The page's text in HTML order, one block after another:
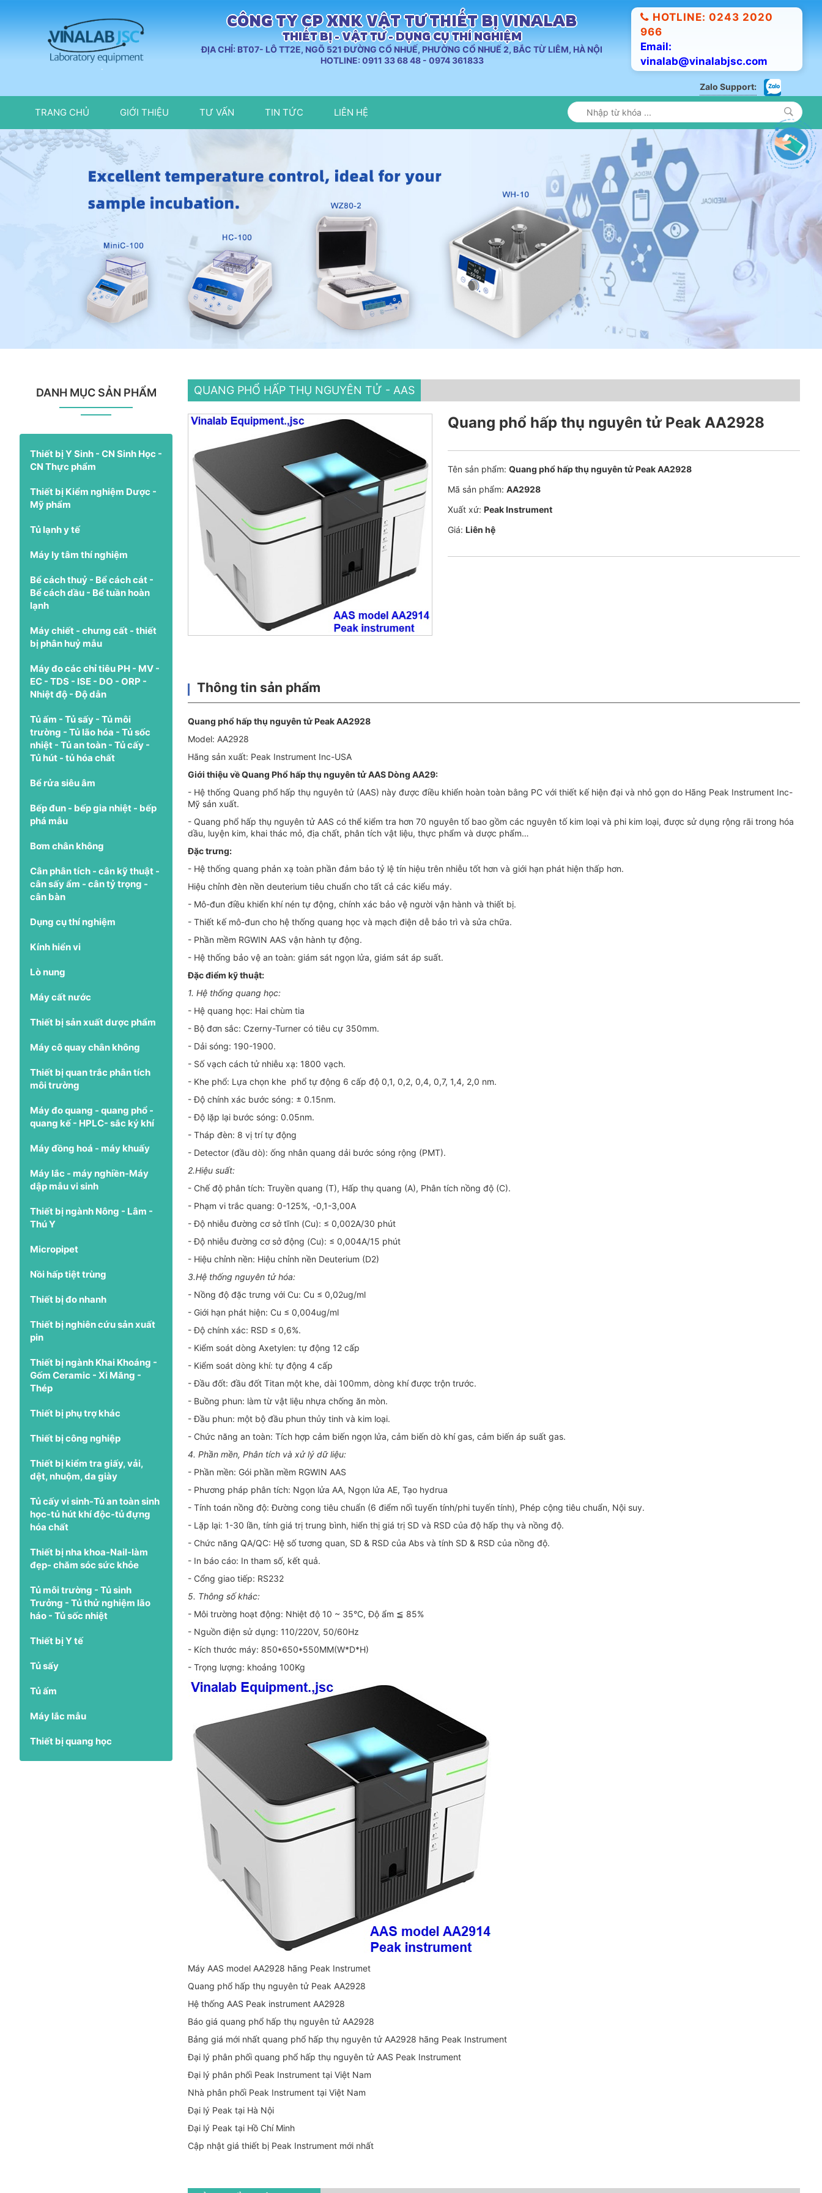
CÔNG TY CP XNK VẬT TƯ THIẾT BỊ VINALAB
THIẾT BỊ - VẬT TƯ - DỤNG CỤ THÍ NGHIỆM
ĐỊA CHỈ: BT07- LÔ TT2E, NGÕ 521 ĐƯỜNG CỔ NHUẾ, PHƯỜNG CỔ NHUẾ 2, BẮC TỪ LIÊM, HÀ NỘI
HOTLINE: 0911 33 68 48 - 0974 361833
HOTLINE: 0243 2020
966
Email:
vinalab@vinalabjsc.com
Zalo Support:
TRANG CHỦ GIỚI THIỆU TƯ VẤN TIN TỨC LIÊN HỆ
DANH MỤC SẢN PHẨM
Thiết bị Y Sinh - CN Sinh Học -
CN Thực phẩm
Thiết bị Kiểm nghiệm Dược -
Mỹ phẩm
Tủ lạnh y tế
Máy ly tâm thí nghiệm
Bể cách thuỷ - Bể cách cát -
Bể cách dầu - Bể tuần hoàn
lạnh
Máy chiết - chưng cất - thiết
bị phân huỷ mẫu
Máy đo các chỉ tiêu PH - MV -
EC - TDS - ISE - DO - ORP -
Nhiệt độ - Độ dẫn
Tủ ấm - Tủ sấy - Tủ môi
trường - Tủ lão hóa - Tủ sốc
nhiệt - Tủ an toàn - Tủ cấy -
Tủ hút - tủ hóa chất
Bể rửa siêu âm
Bếp đun - bếp gia nhiệt - bếp
phá mẫu
Bơm chân không
Cân phân tích - cân kỹ thuật -
cân sấy ẩm - cân tỷ trọng -
cân bàn
Dụng cụ thí nghiệm
Kính hiển vi
Lò nung
Máy cất nước
Thiết bị sản xuất dược phẩm
Máy cô quay chân không
Thiết bị quan trắc phân tích
môi trường
Máy đo quang - quang phổ -
quang kế - HPLC- sắc ký khí
Máy đồng hoá - máy khuấy
Máy lắc - máy nghiền-Máy
dập mẫu vi sinh
Thiết bị ngành Nông - Lâm -
Thú Y
Micropipet
Nồi hấp tiệt trùng
Thiết bị đo nhanh
Thiết bị nghiên cứu sản xuất
pin
Thiết bị ngành Khai Khoáng -
Gốm Ceramic - Xi Măng -
Thép
Thiết bị phụ trợ khác
Thiết bị công nghiệp
Thiết bị kiểm tra giấy, vải,
dệt, nhuộm, da giày
Tủ cấy vi sinh-Tủ an toàn sinh
học-tủ hút khí độc-tủ đựng
hóa chất
Thiết bị nha khoa-Nail-làm
đẹp- chăm sóc sức khỏe
Tủ môi trường - Tủ sinh
Trưởng - Tủ thử nghiệm lão
háo - Tủ sốc nhiệt
Thiết bị Y tế
Tủ sấy
Tủ ấm
Máy lắc mẫu
Thiết bị quang học
QUANG PHỔ HẤP THỤ NGUYÊN TỬ - AAS
Quang phổ hấp thụ nguyên tử Peak AA2928
Tên sản phẩm: Quang phổ hấp thụ nguyên tử Peak AA2928
Mã sản phẩm: AA2928
Xuất xứ: Peak Instrument
Giá: Liên hệ
Thông tin sản phẩm
Quang phổ hấp thụ nguyên tử Peak AA2928
Model: AA2928
Hãng sản xuất: Peak Instrument Inc-USA
Giới thiệu về Quang Phổ hấp thụ nguyên tử AAS Dòng AA29:
- Hệ thống Quang phổ hấp thụ nguyên tử (AAS) này được điều khiển hoàn toàn bằng PC với thiết kế hiện đại và nhỏ gọn do Hãng Peak Instrument Inc-
Mỹ sản xuất.
- Quang phổ hấp thụ nguyên tử AAS có thể kiểm tra hơn 70 nguyên tố bao gồm các nguyên tố kim loại và phi kim loại, được sử dụng rộng rãi trong hóa
dầu, luyện kim, khai thác mỏ, địa chất, phân tích vật liệu, thực phẩm và dược phẩm…
Đặc trưng:
- Hệ thống quang phản xạ toàn phần đảm bảo tỷ lệ tín hiệu trên nhiễu tốt hơn và giới hạn phát hiện thấp hơn.
Hiệu chỉnh đèn nền deuterium tiêu chuẩn cho tất cả các kiểu máy.
- Mô-đun điều khiển khí nén tự động, chính xác bảo vệ người vận hành và thiết bị.
- Thiết kế mô-đun cho hệ thống quang học và mạch điện dễ bảo trì và sửa chữa.
- Phần mềm RGWIN AAS vận hành tự động.
- Hệ thống bảo vệ an toàn: giám sát ngọn lửa, giám sát áp suất.
Đặc điểm kỹ thuật:
1. Hệ thống quang học:
- Hệ quang học: Hai chùm tia
- Bộ đơn sắc: Czerny-Turner có tiêu cự 350mm.
- Dải sóng: 190-1900.
- Số vạch cách tử nhiễu xạ: 1800 vạch.
- Khe phổ: Lựa chọn khe phổ tự động 6 cấp độ 0,1, 0,2, 0,4, 0,7, 1,4, 2,0 nm.
- Độ chính xác bước sóng: ± 0.15nm.
- Độ lặp lại bước sóng: 0.05nm.
- Tháp đèn: 8 vị trí tự động
- Detector (đầu dò): ống nhân quang dải bước sóng rộng (PMT).
2.Hiệu suất:
- Chế độ phân tích: Truyền quang (T), Hấp thụ quang (A), Phân tích nồng độ (C).
- Phạm vi trắc quang: 0-125%, -0,1-3,00A
- Độ nhiễu đường cơ sở tĩnh (Cu): ≤ 0,002A/30 phút
- Độ nhiễu đường cơ sở động (Cu): ≤ 0,004A/15 phút
- Hiệu chỉnh nền: Hiệu chỉnh nền Deuterium (D2)
3.Hệ thống nguyên tử hóa:
- Nồng độ đặc trưng với Cu: Cu ≤ 0,02ug/ml
- Giới hạn phát hiện: Cu ≤ 0,004ug/ml
- Độ chính xác: RSD ≤ 0,6%.
- Kiểm soát dòng Axetylen: tự động 12 cấp
- Kiểm soát dòng khí: tự động 4 cấp
- Đầu đốt: đầu đốt Titan một khe, dài 100mm, dòng khí được trộn trước.
- Buồng phun: làm từ vật liệu nhựa chống ăn mòn.
- Đầu phun: một bộ đầu phun thủy tinh và kim loại.
- Chức năng an toàn: Tích hợp cảm biến ngọn lửa, cảm biến dò khí gas, cảm biến áp suất gas.
4. Phần mền, Phân tích và xử lý dữ liệu:
- Phần mền: Gói phần mềm RGWIN AAS
- Phương pháp phân tích: Ngọn lửa AA, Ngọn lửa AE, Tạo hydrua
- Tính toán nồng độ: Đường cong tiêu chuẩn (6 điểm nối tuyến tính/phi tuyến tính), Phép cộng tiêu chuẩn, Nội suy.
- Lặp lại: 1-30 lần, tính giá trị trung bình, hiển thị giá trị SD và RSD của độ hấp thụ và nồng độ.
- Chức năng QA/QC: Hệ số tương quan, SD & RSD của Abs và tính SD & RSD của nồng độ.
- In báo cáo: In tham số, kết quả.
- Cổng giao tiếp: RS232
5. Thông số khác:
- Môi trường hoạt động: Nhiệt độ 10 ~ 35°C, Độ ẩm ≦ 85%
- Nguồn điện sử dụng: 110/220V, 50/60Hz
- Kích thước máy: 850*650*550MM(W*D*H)
- Trọng lượng: khoảng 100Kg
Máy AAS model AA2928 hãng Peak Instrumet
Quang phổ hấp thụ nguyên tử Peak AA2928
Hệ thống AAS Peak instrument AA2928
Báo giá quang phổ hấp thụ nguyên tử AA2928
Bảng giá mới nhất quang phổ hấp thụ nguyên tử AA2928 hãng Peak Instrument
Đại lý phân phối quang phổ hấp thụ nguyên tử AAS Peak Instrument
Đại lý phân phối Peak Instrument tại Việt Nam
Nhà phân phối Peak Instrument tại Việt Nam
Đại lý Peak tại Hà Nội
Đại lý Peak tại Hồ Chí Minh
Cập nhật giá thiết bị Peak Instrument mới nhất